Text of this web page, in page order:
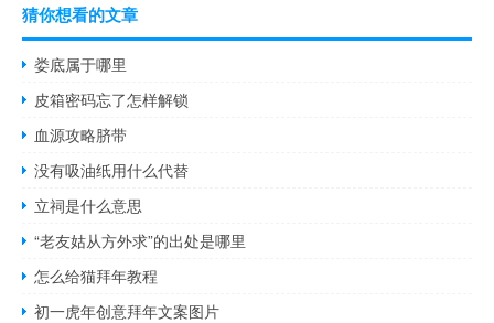
猜你想看的文章
娄底属于哪里
皮箱密码忘了怎样解锁
血源攻略脐带
没有吸油纸用什么代替
立祠是什么意思
“老友姑从方外求”的出处是哪里
怎么给猫拜年教程
初一虎年创意拜年文案图片